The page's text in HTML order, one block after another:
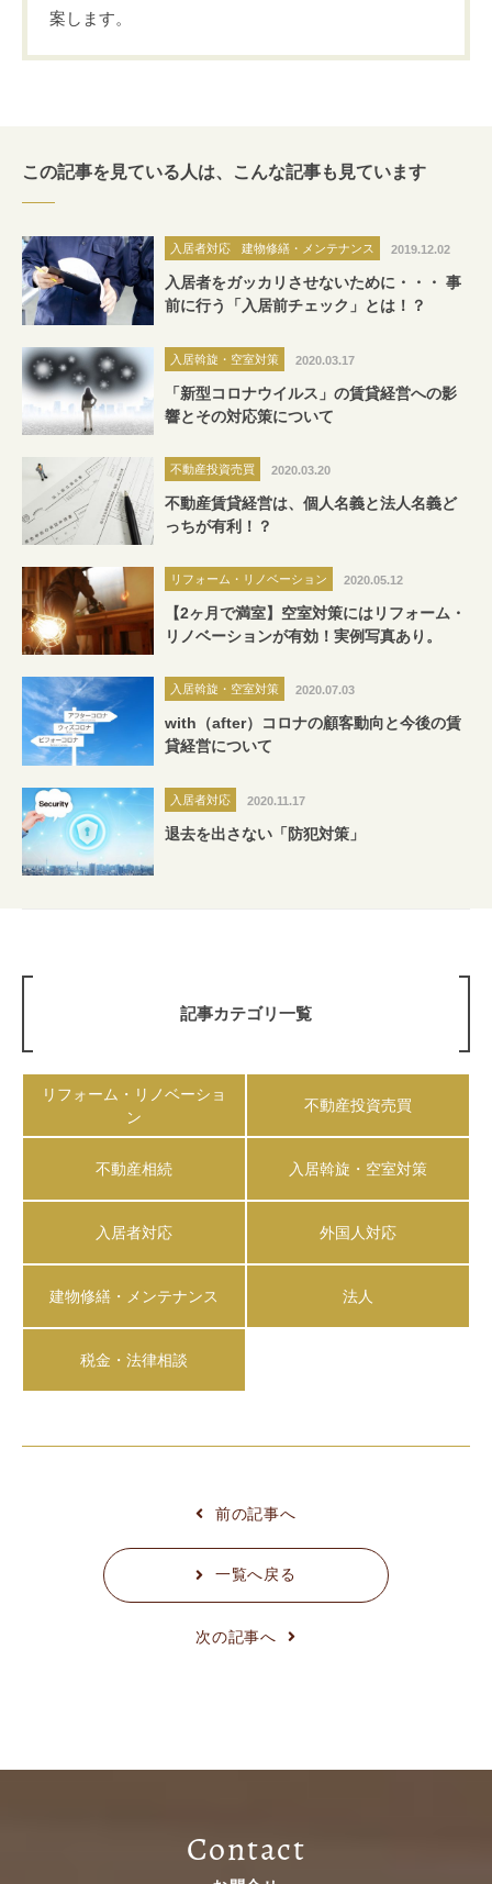
案します。
この記事を見ている人は、 こんな記事も見ています
入居者対応 建物修繕・メンテナンス 2019.12.02
入居者をガッカリさせないために・・・ 事
前に行う「入居前チェック」とは！？
入居斡旋・空室対策 2020.03.17
「新型コロナウイルス」の賃貸経営への影
響とその対応策について
不動産投資売買 2020.03.20
不動産賃貸経営は、個人名義と法人名義ど
っちが有利！？
リフォーム・リノベーション 2020.05.12
【2ヶ月で満室】空室対策にはリフォーム・
リノベーションが有効！実例写真あり。
入居斡旋・空室対策 2020.07.03
with（after）コロナの顧客動向と今後の賃
貸経営について
入居者対応 2020.11.17
退去を出さない「防犯対策」
記事カテゴリ一覧
リフォーム・リノベーショ
ン
不動産投資売買
不動産相続 入居斡旋・空室対策
入居者対応 外国人対応
建物修繕・メンテナンス 法人
税金・法律相談
前の記事へ
一覧へ戻る
次の記事へ
Contact